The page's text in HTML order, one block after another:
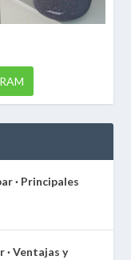
· Principales
· Ventajas y